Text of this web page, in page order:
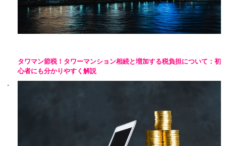
タワマン節税！タワーマンション相続と増加する税負担について：初
心者にも分かりやすく解説